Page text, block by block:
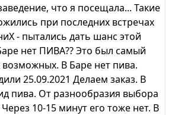
что я посещала... Такие
при последних встречах
- пытались дать шанс этой
нет ПИВА?? Это был самый
возможных. В Баре нет пива.
25.09.2021 Делаем заказ. В
пива. От разнообразия выбора
10-15 минут его тоже нет. В